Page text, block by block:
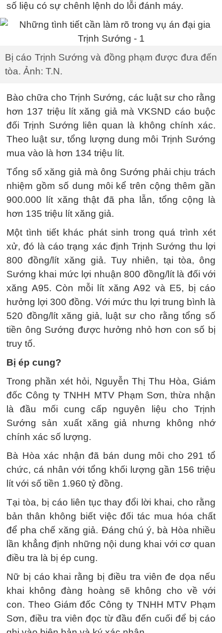
số liệu có sự chênh lệnh do lỗi đánh máy.
Bị cáo Trịnh Sướng và đồng phạm được đưa đến
tòa. Ảnh: T.N.
Bào chữa cho Trịnh Sướng, các luật sư cho rằng
hơn 137 triệu lít xăng giả mà VKSND cáo buộc
đối Trịnh Sướng liên quan là không chính xác.
Theo luật sư, tổng lượng dung môi Trịnh Sướng
mua vào là hơn 134 triệu lít.
Tổng số xăng giả mà ông Sướng phải chịu trách
nhiệm gồm số dung môi kể trên cộng thêm gần
900.000 lít xăng thật đã pha lẫn, tổng cộng là
hơn 135 triệu lít xăng giả.
Một tình tiết khác phát sinh trong quá trình xét
xử, đó là cáo trạng xác định Trịnh Sướng thu lợi
800 đồng/lít xăng giả. Tuy nhiên, tại tòa, ông
Sướng khai mức lợi nhuận 800 đồng/lít là đối với
xăng A95. Còn mỗi lít xăng A92 và E5, bị cáo
hưởng lợi 300 đồng. Với mức thu lợi trung bình là
520 đồng/lít xăng giả, luật sư cho rằng tổng số
tiền ông Sướng được hưởng nhỏ hơn con số bị
truy tố.
Bị ép cung?
Trong phần xét hỏi, Nguyễn Thị Thu Hòa, Giám
đốc Công ty TNHH MTV Phạm Sơn, thừa nhận
là đầu mối cung cấp nguyên liệu cho Trịnh
Sướng sản xuất xăng giả nhưng không nhớ
chính xác số lượng.
Bà Hòa xác nhận đã bán dung môi cho 291 tổ
chức, cá nhân với tổng khối lượng gần 156 triệu
lít với số tiền 1.960 tỷ đồng.
Tại tòa, bị cáo liên tục thay đổi lời khai, cho rằng
bản thân không biết việc đối tác mua hóa chất
để pha chế xăng giả. Đáng chú ý, bà Hòa nhiều
lần khẳng định những nội dung khai với cơ quan
điều tra là bị ép cung.
Nữ bị cáo khai rằng bị điều tra viên đe dọa nếu
khai không đàng hoàng sẽ không cho về với
con. Theo Giám đốc Công ty TNHH MTV Phạm
Sơn, điều tra viên đọc từ đầu đến cuối để bị cáo